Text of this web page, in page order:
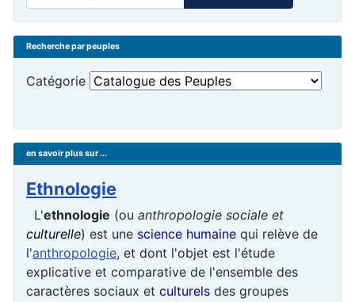
Recherche par peuples
Catégorie
en savoir plus sur ...
Ethnologie
L'ethnologie (ou anthropologie sociale et
culturelle) est une science humaine qui relève de
l'anthropologie, et dont l'objet est l'étude
explicative et comparative de l'ensemble des
caractères sociaux et culturels des groupes